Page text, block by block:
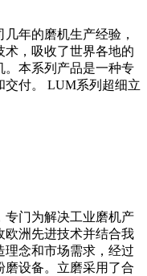
年的磨机生产经验，
术，吸收了世界各地的
。本系列产品是一种专
交付。 LUM系列超细立
专门为解决工业磨机产
欧洲先进技术并结合我
理念和市场需求，经过
磨设备。立磨采用了合